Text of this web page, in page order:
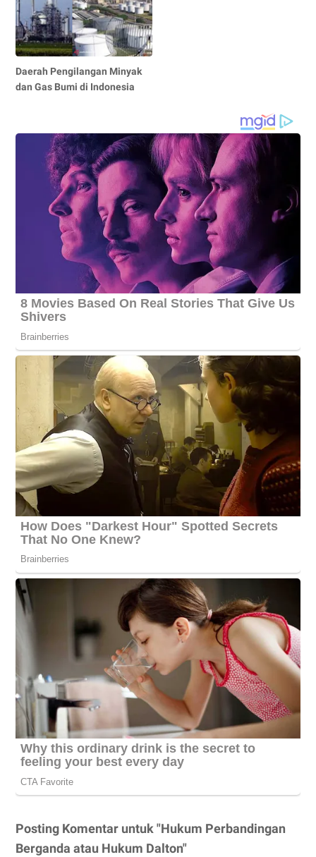
Daerah Pengilangan Minyak
dan Gas Bumi di Indonesia
Posting Komentar untuk "Hukum Perbandingan
Berganda atau Hukum Dalton"